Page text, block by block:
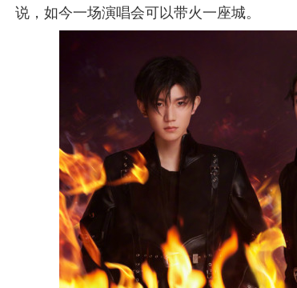
说，如今一场演唱会可以带火一座城。